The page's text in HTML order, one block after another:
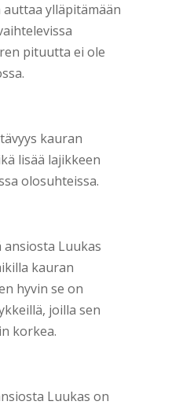
ylläpitämään
pituutta ei ole
kauran
lisää lajikkeen
olosuhteissa.
Luukas
kauran
hyvin se on
joilla sen
korkea.
Luukas on